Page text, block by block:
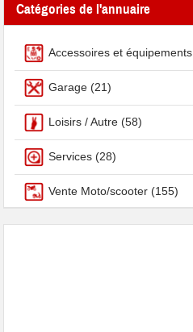
Catégories de l'annuaire
Accessoires et équipements
Garage (21)
Loisirs / Autre (58)
Services (28)
Vente Moto/scooter (155)